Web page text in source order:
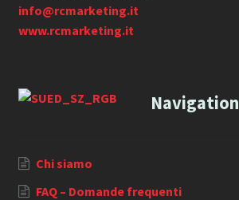
info@rcmarketing.it
www.rcmarketing.it
Navigation
Chi siamo
FAQ – Domande frequenti